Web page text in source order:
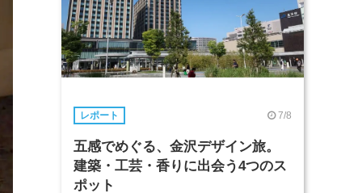
レポート 7/8
五感でめぐる、金沢デザイン旅。
建築・工芸・香りに出会う4つのス
ポット